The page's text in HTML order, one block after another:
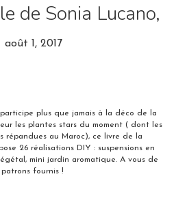
de Sonia Lucano,
août 1, 2017
plus que jamais à la déco de la
les plantes stars du moment ( dont les
répandues au Maroc), ce livre de la
26 réalisations DIY : suspensions en
mini jardin aromatique. A vous de
fournis !